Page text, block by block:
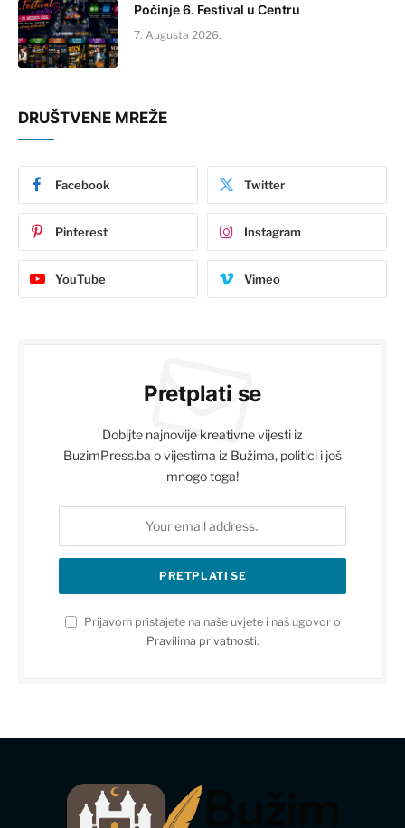
Počinje 6. Festival u Centru
7. Augusta 2026.
DRUŠTVENE MREŽE
Facebook Twitter
Pinterest Instagram
YouTube Vimeo
Pretplati se
Dobijte najnovije kreativne vijesti iz
BuzimPress.ba o vijestima iz Bužima, politici i još
mnogo toga!
Prijavom pristajete na naše uvjete i naš ugovor o
Pravilima privatnosti.